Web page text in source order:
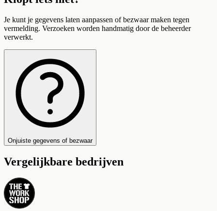
Je kunt je gegevens laten aanpassen of bezwaar maken tegen
vermelding. Verzoeken worden handmatig door de beheerder
verwerkt.
Onjuiste gegevens of bezwaar
Vergelijkbare bedrijven